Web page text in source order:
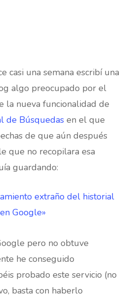
casi una semana escribí una
algo preocupado por el
la nueva funcionalidad de
de Búsquedasen el que
de que aún después
que no recopilara esa
guardando:
extraño del historial
Google»
pero no obtuve
he conseguido
probado este servicio (no
basta con haberlo